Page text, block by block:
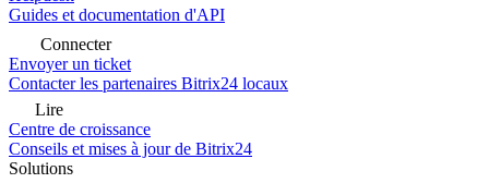
Guides et documentation d'API
Connecter
Envoyer un ticket
Contacter les partenaires Bitrix24 locaux
Lire
Centre de croissance
Conseils et mises à jour de Bitrix24
Solutions